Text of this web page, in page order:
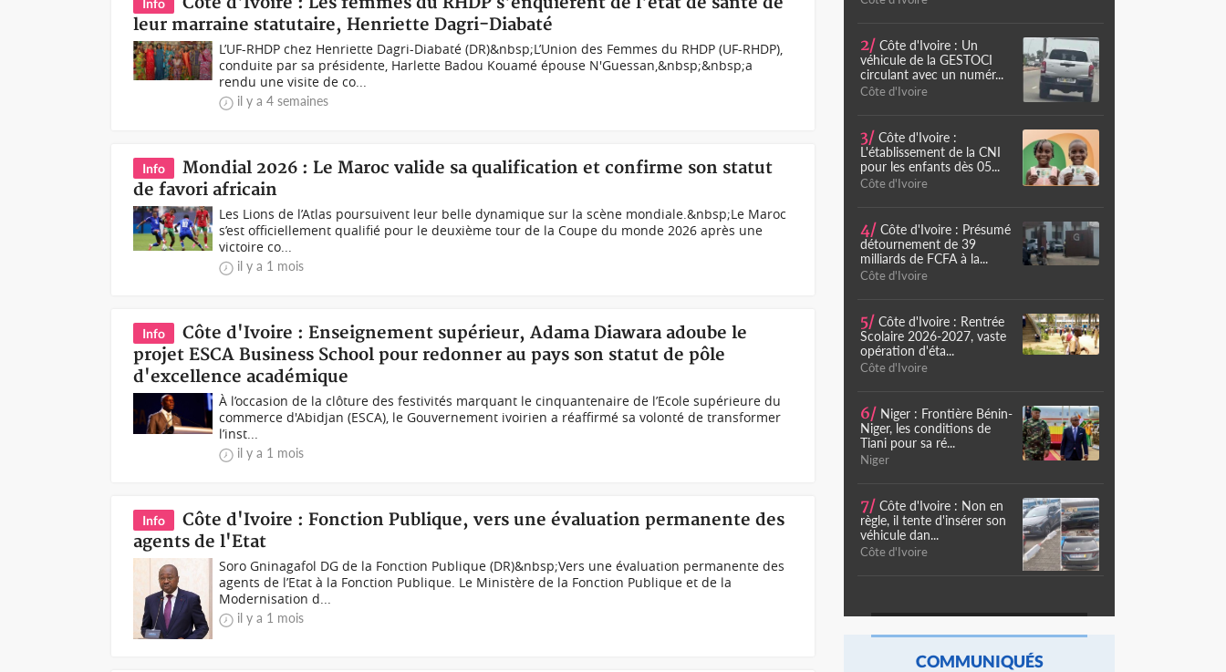
Info
leur marraine statutaire, Henriette Dagri-Diabaté
L’UF-RHDP chez Henriette Dagri-Diabaté (DR)&nbsp;L’Union des Femmes du RHDP (UF-RHDP),
conduite par sa présidente, Harlette Badou Kouamé épouse N'Guessan,&nbsp;&nbsp;a
rendu une visite de co...
il y a 4 semaines
Info
Mondial 2026 : Le Maroc valide sa qualification et confirme son statut
de favori africain
Les Lions de l’Atlas poursuivent leur belle dynamique sur la scène mondiale.&nbsp;Le Maroc
s’est officiellement qualifié pour le deuxième tour de la Coupe du monde 2026 après une
victoire co...
il y a 1 mois
Info
Côte d'Ivoire : Enseignement supérieur, Adama Diawara adoube le
projet ESCA Business School pour redonner au pays son statut de pôle
d'excellence académique
À l’occasion de la clôture des festivités marquant le cinquantenaire de l’Ecole supérieure du
commerce d'Abidjan (ESCA), le Gouvernement ivoirien a réaffirmé sa volonté de transformer
l’inst...
il y a 1 mois
Info
Côte d'Ivoire : Fonction Publique, vers une évaluation permanente des
agents de l'Etat
Soro Gninagafol DG de la Fonction Publique (DR)&nbsp;Vers une évaluation permanente des
agents de l’Etat à la Fonction Publique. Le Ministère de la Fonction Publique et de la
Modernisation d...
il y a 1 mois
2/ Côte d'Ivoire : Un
véhicule de la GESTOCI
circulant avec un numér...
Côte d'Ivoire
3/ Côte d'Ivoire :
L'établissement de la CNI
pour les enfants dès 05...
Côte d'Ivoire
4/ Côte d'Ivoire : Présumé
détournement de 39
milliards de FCFA à la...
Côte d'Ivoire
5/ Côte d'Ivoire : Rentrée
Scolaire 2026-2027, vaste
opération d'éta...
Côte d'Ivoire
6/ Niger : Frontière Bénin-
Niger, les conditions de
Tiani pour sa ré...
Niger
7/ Côte d'Ivoire : Non en
règle, il tente d'insérer son
véhicule dan...
Côte d'Ivoire
COMMUNIQUÉS